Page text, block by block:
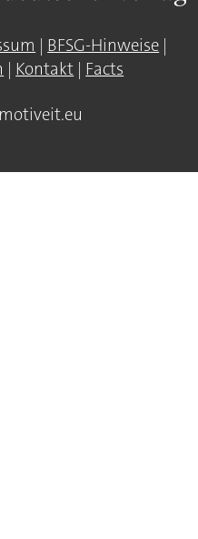
| BFSG-Hinweise |
| Kontakt | Facts